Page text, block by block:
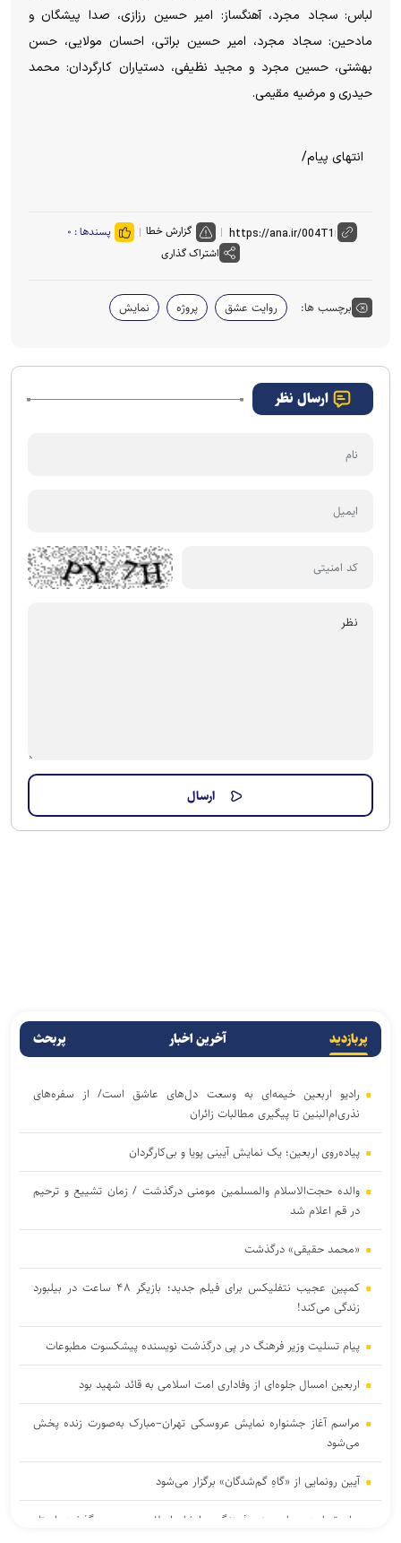
لباس: سجاد مجرد، آهنگساز: امیر حسین رزازی، صدا پیشگان و
مادحین: سجاد مجرد، امیر حسین براتی، احسان مولایی، حسن
بهشتی، حسین مجرد و مجید نظیفی، دستیاران کارگردان: محمد
حیدری و مرضیه مقیمی.
انتهای پیام/
گزارش خطا پسندها : ۰
اشتراک گذاری
برچسب ها: روایت عشق پروژه نمایش
ارسال نظر
پربازدید آخرین اخبار پربحث
رادیو اربعین خیمه‌ای به وسعت دل‌های عاشق است/ از سفره‌های
نذری‌ام‌البنین تا پیگیری مطالبات زائران
پیاده‌روی اربعین؛ یک نمایش آیینی پویا و بی‌کارگردان
والده حجت‌الاسلام والمسلمین مومنی درگذشت / زمان تشییع و ترحیم
در قم اعلام شد
«محمد حقیقی» درگذشت
کمپین عجیب نتفلیکس برای فیلم جدید؛ بازیگر ۴۸ ساعت در بیلبورد
زندگی می‌کند!
پیام تسلیت وزیر فرهنگ در پی درگذشت نویسنده پیشکسوت مطبوعات
اربعین امسال جلوه‌ای از وفاداری امت اسلامی به قائد شهید بود
مراسم آغاز جشنواره نمایش عروسکی تهران–مبارک به‌صورت زنده پخش
می‌شود
آیین رونمایی از «گاهِ گم‌شدگان» برگزار می‌شود
پیام تسلیت معاون وزیر فرهنگ و ارشاد اسلامی در پی درگذشت استاد